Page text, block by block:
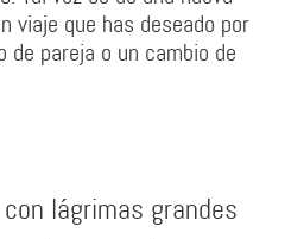
viaje que has deseado por
de pareja o un cambio de
lágrimas grandes